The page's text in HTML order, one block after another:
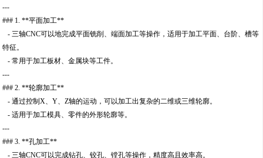
---
### 1. **平面加工**
- 三轴CNC可以地完成平面铣削、端面加工等操作，适用于加工平面、台阶、槽等
特征。
- 常用于加工板材、金属块等工件。
---
### 2. **轮廓加工**
- 通过控制X、Y、Z轴的运动，可以加工出复杂的二维或三维轮廓。
- 适用于加工模具、零件的外形轮廓等。
---
### 3. **孔加工**
- 三轴CNC可以完成钻孔、铰孔、镗孔等操作，精度高且效率高。